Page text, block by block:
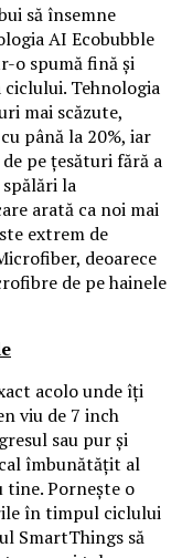
să însemne
AI Ecobubble
o spumă fină și
Tehnologia
mai scăzute,
până la 20%, iar
pe țesături fără a
la
arată ca noi mai
extrem de
deoarece
de pe hainele
acolo unde îți
viu de 7 inch
sau pur și
îmbunătățit al
tine. Pornește o
în timpul ciclului
SmartThings să